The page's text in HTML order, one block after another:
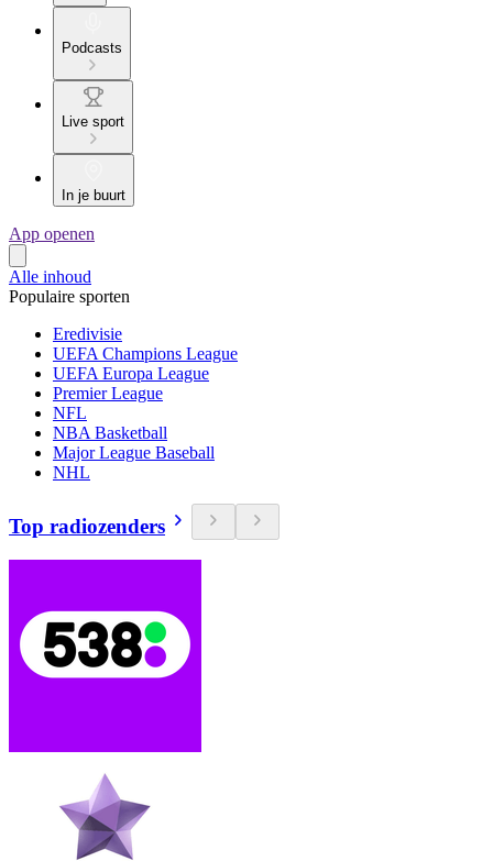
Podcasts
Live sport
In je buurt
App openen
Alle inhoud
Populaire sporten
Eredivisie
UEFA Champions League
UEFA Europa League
Premier League
NFL
NBA Basketball
Major League Baseball
NHL
Top radiozenders